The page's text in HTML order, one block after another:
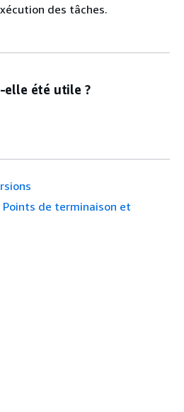
des tâches.
elle été utile ?
Points de terminaison et